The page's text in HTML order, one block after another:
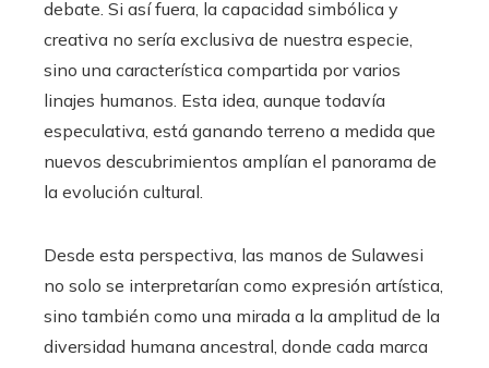
debate. Si así fuera, la capacidad simbólica y
creativa no sería exclusiva de nuestra especie,
sino una característica compartida por varios
linajes humanos. Esta idea, aunque todavía
especulativa, está ganando terreno a medida que
nuevos descubrimientos amplían el panorama de
la evolución cultural.
Desde esta perspectiva, las manos de Sulawesi
no solo se interpretarían como expresión artística,
sino también como una mirada a la amplitud de la
diversidad humana ancestral, donde cada marca